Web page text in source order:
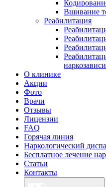
Вшивание
Реабилитация
О клинике
Акции
Фото
Врачи
Отзывы
Лицензии
FAQ
Горячая линия
Наркологический
Бесплатное лечение
Статьи
Контакты